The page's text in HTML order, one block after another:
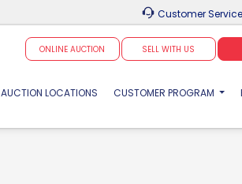
Customer Service
ONLINE AUCTION SELL WITH US
AUCTION LOCATIONS CUSTOMER PROGRAM